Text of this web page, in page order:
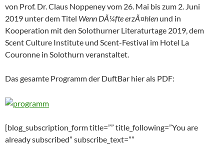
von Prof. Dr. Claus Noppeney vom 26. Mai bis zum 2. Juni
2019 unter dem Titel Wenn DÃ¼fte erzÃ¤hlen und in
Kooperation mit den Solothurner Literaturtage 2019, dem
Scent Culture Institute und Scent-Festival im Hotel La
Couronne in Solothurn veranstaltet.
Das gesamte Programm der DuftBar hier als PDF:
[blog_subscription_form title=”” title_following=”You are
already subscribed” subscribe_text=””